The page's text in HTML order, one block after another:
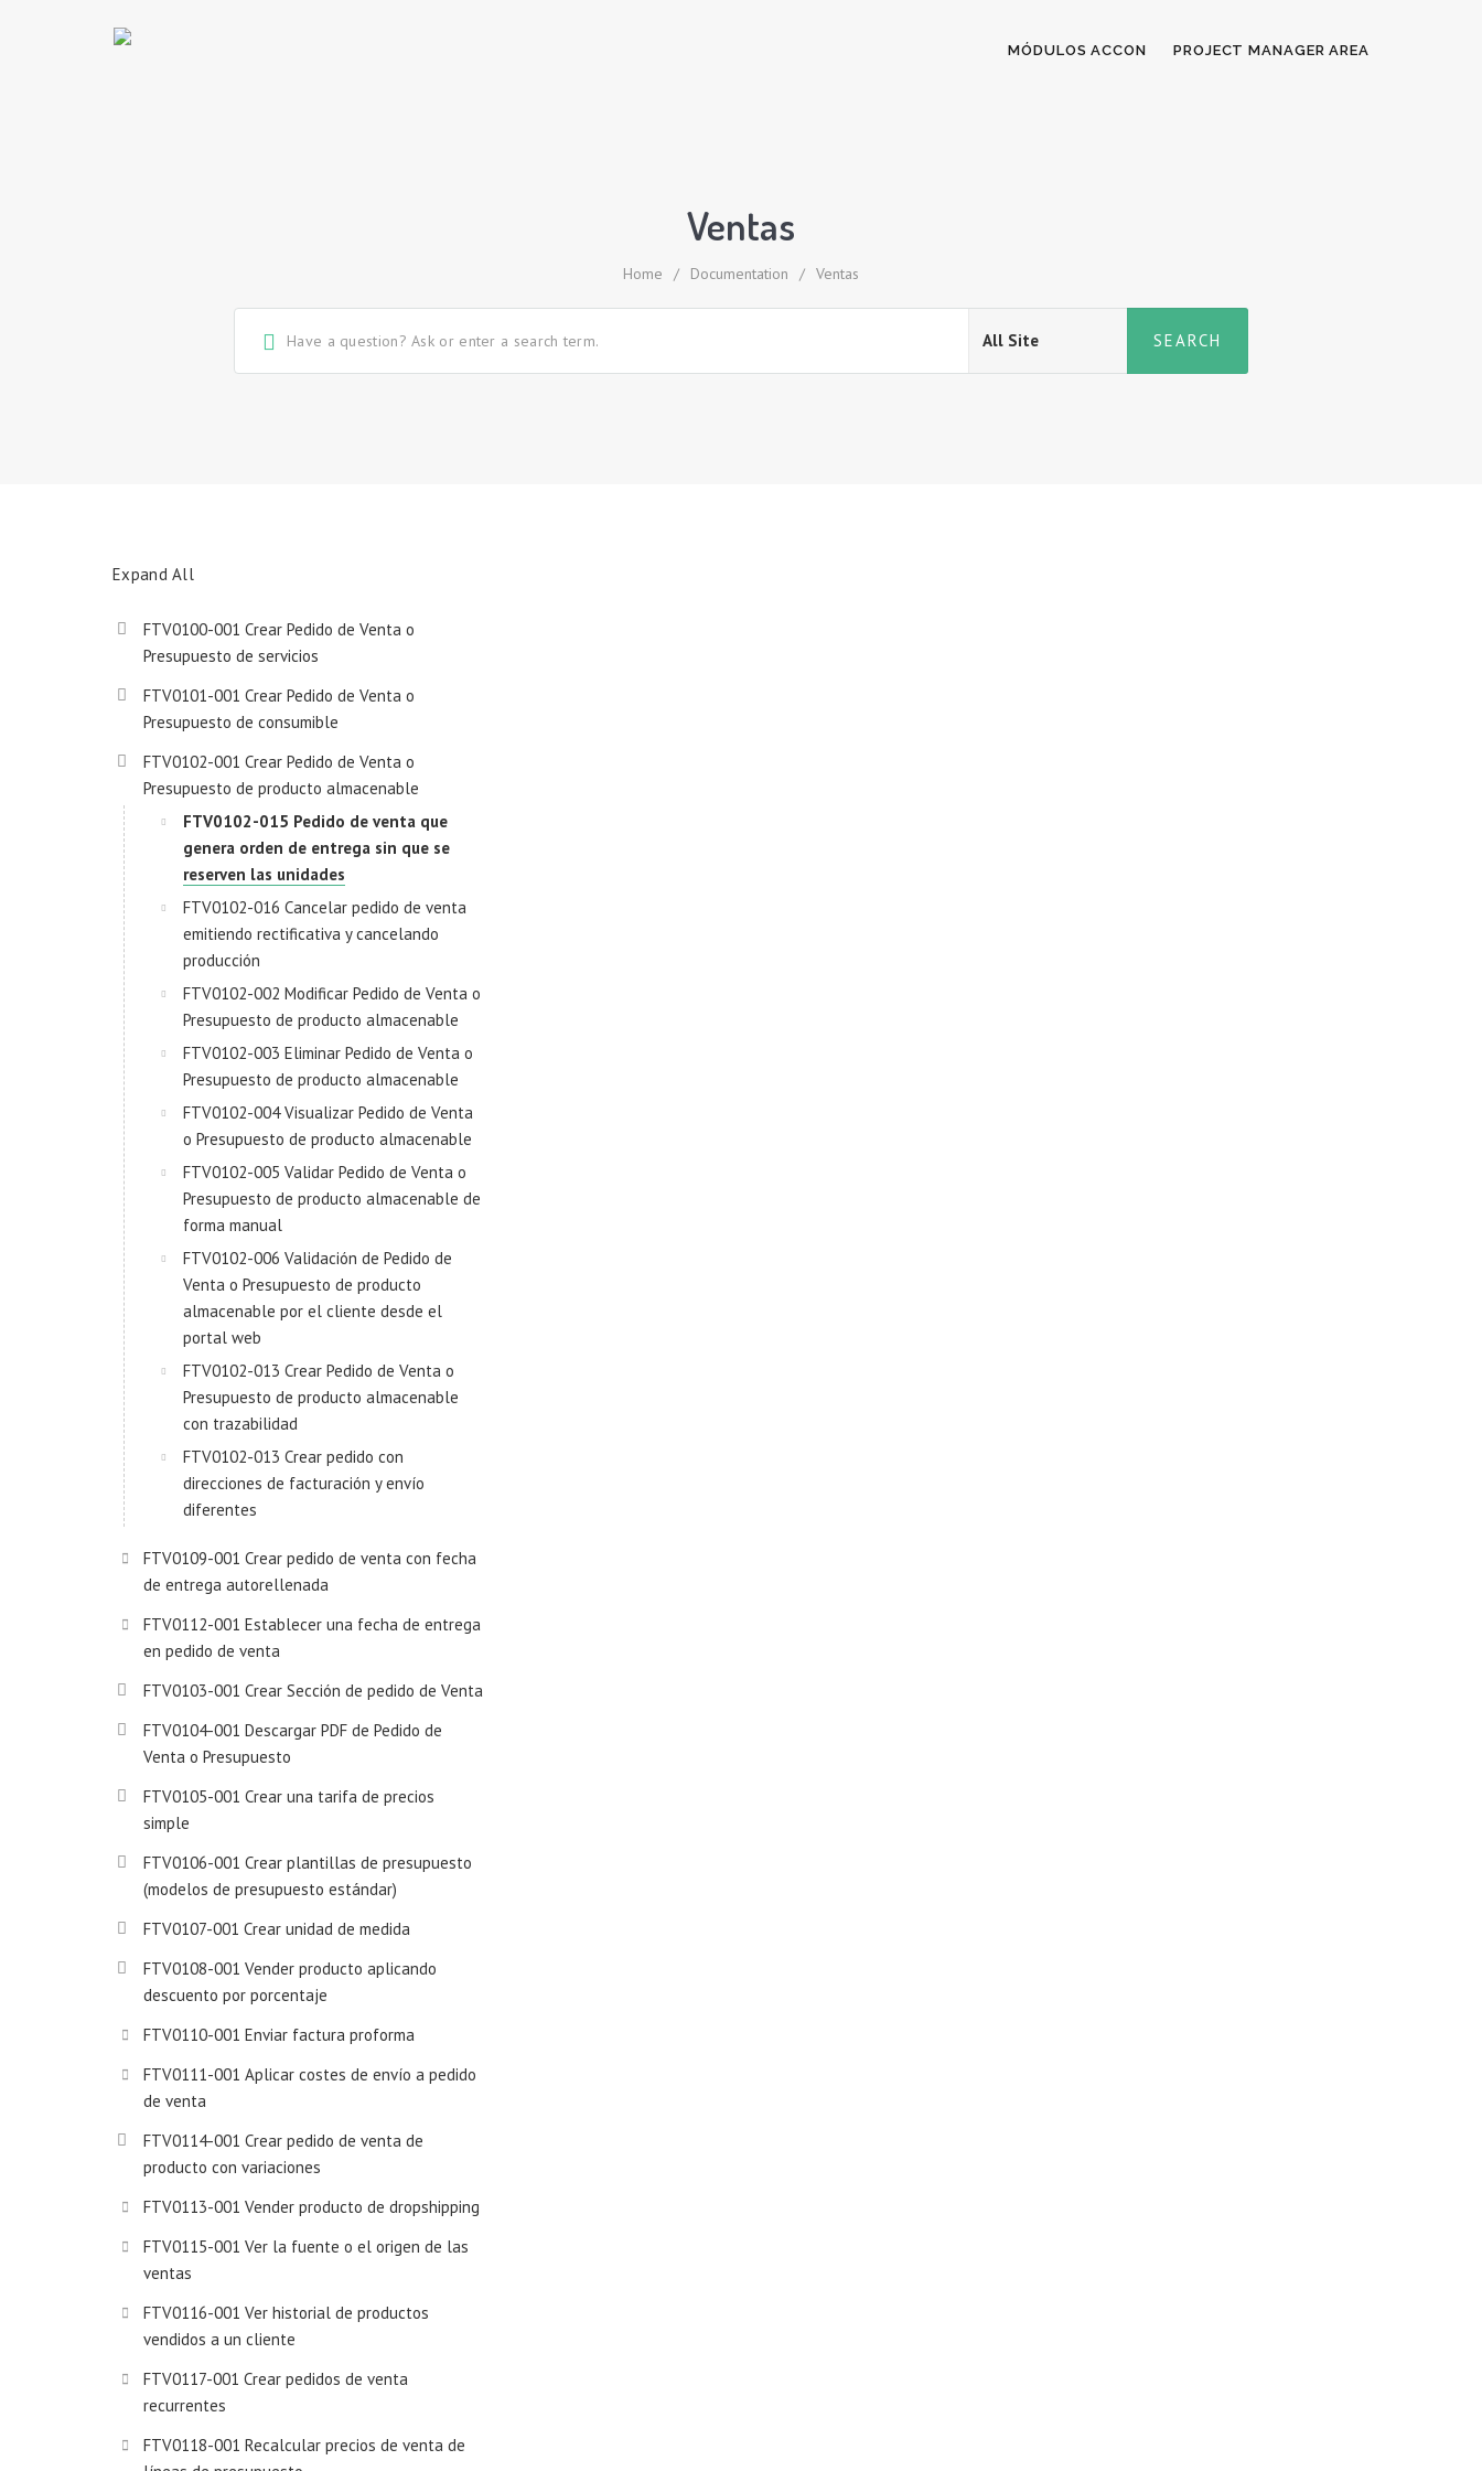
MÓDULOS ACCON PROJECT MANAGER AREA
Ventas
Home / Documentation / Ventas
Expand All
FTV0100-001 Crear Pedido de Venta o
Presupuesto de servicios
FTV0101-001 Crear Pedido de Venta o
Presupuesto de consumible
FTV0102-001 Crear Pedido de Venta o
Presupuesto de producto almacenable
FTV0102-015 Pedido de venta que
genera orden de entrega sin que se
reserven las unidades
FTV0102-016 Cancelar pedido de venta
emitiendo rectificativa y cancelando
producción
FTV0102-002 Modificar Pedido de Venta o
Presupuesto de producto almacenable
FTV0102-003 Eliminar Pedido de Venta o
Presupuesto de producto almacenable
FTV0102-004 Visualizar Pedido de Venta
o Presupuesto de producto almacenable
FTV0102-005 Validar Pedido de Venta o
Presupuesto de producto almacenable de
forma manual
FTV0102-006 Validación de Pedido de
Venta o Presupuesto de producto
almacenable por el cliente desde el
portal web
FTV0102-013 Crear Pedido de Venta o
Presupuesto de producto almacenable
con trazabilidad
FTV0102-013 Crear pedido con
direcciones de facturación y envío
diferentes
FTV0109-001 Crear pedido de venta con fecha
de entrega autorellenada
FTV0112-001 Establecer una fecha de entrega
en pedido de venta
FTV0103-001 Crear Sección de pedido de Venta
FTV0104-001 Descargar PDF de Pedido de
Venta o Presupuesto
FTV0105-001 Crear una tarifa de precios
simple
FTV0106-001 Crear plantillas de presupuesto
(modelos de presupuesto estándar)
FTV0107-001 Crear unidad de medida
FTV0108-001 Vender producto aplicando
descuento por porcentaje
FTV0110-001 Enviar factura proforma
FTV0111-001 Aplicar costes de envío a pedido
de venta
FTV0114-001 Crear pedido de venta de
producto con variaciones
FTV0113-001 Vender producto de dropshipping
FTV0115-001 Ver la fuente o el origen de las
ventas
FTV0116-001 Ver historial de productos
vendidos a un cliente
FTV0117-001 Crear pedidos de venta
recurrentes
FTV0118-001 Recalcular precios de venta de